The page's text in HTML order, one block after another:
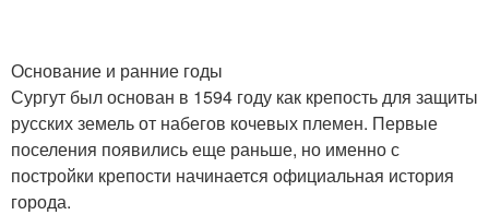
Основание и ранние годы
Сургут был основан в 1594 году как крепость для защиты
русских земель от набегов кочевых племен. Первые
поселения появились еще раньше, но именно с
постройки крепости начинается официальная история
города.